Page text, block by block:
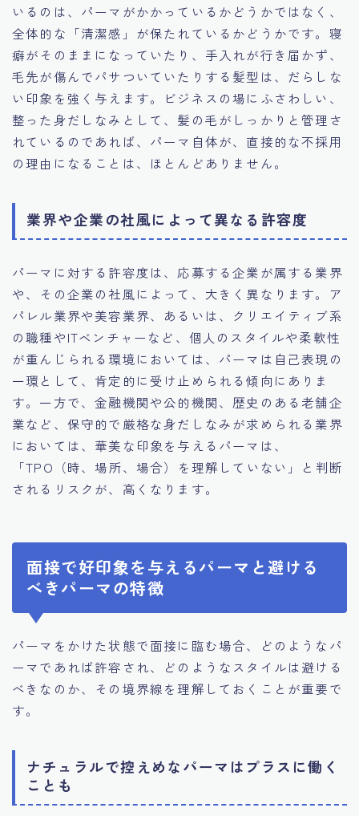
いるのは、パーマがかかっているかどうかではなく、
全体的な「清潔感」が保たれているかどうかです。寝
癖がそのままになっていたり、手入れが行き届かず、
毛先が傷んでパサついていたりする髪型は、だらしな
い印象を強く与えます。ビジネスの場にふさわしい、
整った身だしなみとして、髪の毛がしっかりと管理さ
れているのであれば、パーマ自体が、直接的な不採用
の理由になることは、ほとんどありません。
業界や企業の社風によって異なる許容度
パーマに対する許容度は、応募する企業が属する業界
や、その企業の社風によって、大きく異なります。ア
パレル業界や美容業界、あるいは、クリエイティブ系
の職種やITベンチャーなど、個人のスタイルや柔軟性
が重んじられる環境においては、パーマは自己表現の
一環として、肯定的に受け止められる傾向にありま
す。一方で、金融機関や公的機関、歴史のある老舗企
業など、保守的で厳格な身だしなみが求められる業界
においては、華美な印象を与えるパーマは、
「TPO（時、場所、場合）を理解していない」と判断
されるリスクが、高くなります。
面接で好印象を与えるパーマと避ける
べきパーマの特徴
パーマをかけた状態で面接に臨む場合、どのようなパ
ーマであれば許容され、どのようなスタイルは避ける
べきなのか、その境界線を理解しておくことが重要で
す。
ナチュラルで控えめなパーマはプラスに働く
ことも